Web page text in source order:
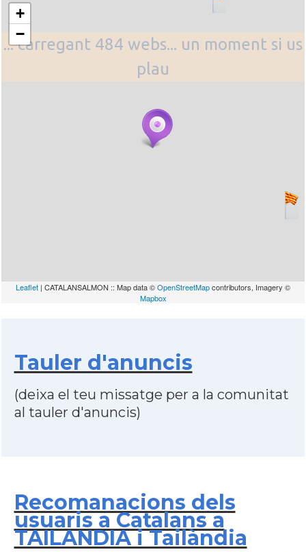
... carregant 484 webs... un moment si us
plau
+
−
Leaflet | CATALANSALMON :: Map data ©OpenStreetMapcontributors, Imagery ©
Mapbox
Tauler d'anuncis
(deixa el teu missatge per a la comunitat
al tauler d'anuncis)
Recomanacions dels
usuaris a Catalans a
TAILANDIA i Tailàndia